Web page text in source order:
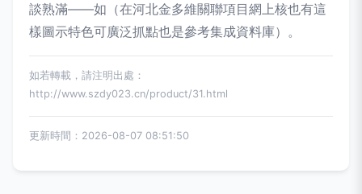
談熟滿——如（在河北金多維關聯項目網上核也有這
樣圖示特色可廣泛抓點也是參考集成資料庫）。
如若轉載，請注明出處：
http://www.szdy023.cn/product/31.html
更新時間：2026-08-07 08:51:50